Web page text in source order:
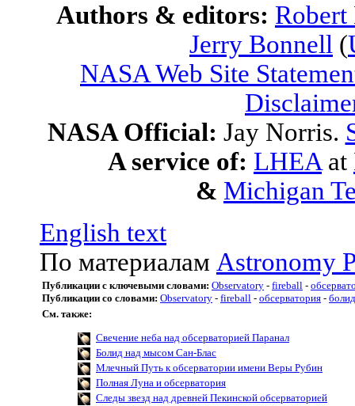
Authors & editors:
Jerry Bonnell (
NASA Web Site
NASA Official: Jay Norris.
A service of: LHEA at
& Michigan
English text
По материалам Astronomy
Публикации с ключевыми словами: Observatory - fireball -
Публикации со словами: Observatory - fireball - обсерватория - болид
См. также:
Свечение неба над обсерваторией Паранал
Болид над мысом Сан-Блас
Млечный Путь к обсерватории имени Веры Рубин
Полная Луна и обсерватория
Следы звезд над древней Пекинской обсерваторией